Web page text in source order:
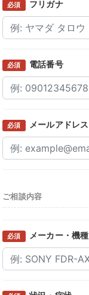
必須 フリガナ
必須 電話番号
必須 メールアドレス
ご相談内容
必須 メーカー・機種